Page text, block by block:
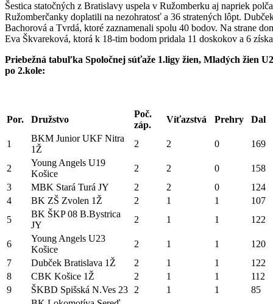
Šestica statočných z Bratislavy uspela v Ružomberku aj napriek
Ružomberčanky doplatili na nezohratosť a 36 stratených lôpt.
Bachorová a Tvrdá, ktoré zaznamenali spolu 40 bodov. Na strane
Eva Škvareková, ktorá k 18-tim bodom pridala 11 doskokov a 6
Priebežná tabuľka Spoločnej súťaže 1.ligy žien, Mladých žien
po 2.kole:
Por. Družstvo
Poč.
záp.
Víťazstvá Prehry Dal
1
BKM Junior UKF Nitra
1Ž
2 2 0 169
2
Young Angels U19
Košice
2 2 0
158
3
MBK Stará Turá JY 2 2 0
124
4
BK ZŠ Zvolen 1Ž 2 1 1
107
5
BK ŠKP 08 B.Bystrica
JY
2 1 1 122
6
Young Angels U23
Košice
2 1 1
120
7
Dubček Bratislava 1Ž 2 1 1
122
8
CBK Košice 1Ž 2 1 1
112
9
ŠKBD Spišská N.Ves 23 2 1 1
85